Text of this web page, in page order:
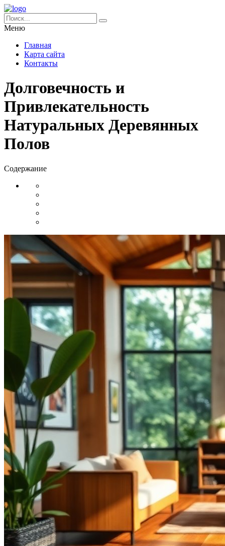
Меню
Главная
Карта сайта
Контакты
Долговечность и
Привлекательность
Натуральных Деревянных
Полов
Содержание